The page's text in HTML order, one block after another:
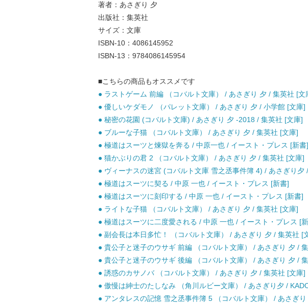
著者：あさぎり 夕
出版社：集英社
サイズ：文庫
ISBN-10：4086145952
ISBN-13：9784086145954
■こちらの商品もオススメです
● ラストゲーム 前編 （コバルト文庫） / あさぎり 夕 / 集英社 [文
● 優しいケダモノ （パレット文庫） / あさぎり 夕 / 小学館 [文庫]
● 秘密の花園 (コバルト文庫) / あさぎり 夕 -2018 / 集英社 [文庫]
● ブルーな子猫 （コバルト文庫） / あさぎり 夕 / 集英社 [文庫]
● 極道はスーツと煉獄を奔る / 中原一也 / イースト・プレス [新書]
● 猫かぶりの君 2 （コバルト文庫） / あさぎり 夕 / 集英社 [文庫]
● ヴィーナスの迷宮 (コバルト文庫 雪之丞事件簿 4) / あさぎり夕
● 極道はスーツに契る / 中原 一也 / イースト・プレス [新書]
● 極道はスーツに刻印する / 中原 一也 / イースト・プレス [新書]
● ライトな子猫 （コバルト文庫） / あさぎり 夕 / 集英社 [文庫]
● 極道はスーツに二度愛される / 中原 一也 / イースト・プレス [
● 副会長は本日多忙！ （コバルト文庫） / あさぎり 夕 / 集英社 [
● 貴公子と迷子のウサギ 前編 （コバルト文庫） / あさぎり 夕 /
● 貴公子と迷子のウサギ 後編 （コバルト文庫） / あさぎり 夕 /
● 誘惑のカサノバ （コバルト文庫） / あさぎり 夕 / 集英社 [文庫]
● 傲慢は紳士のたしなみ （角川ルビー文庫） / あさぎり夕 /
● アンタレスの記憶 雪之丞事件簿 5 （コバルト文庫） / あさぎ